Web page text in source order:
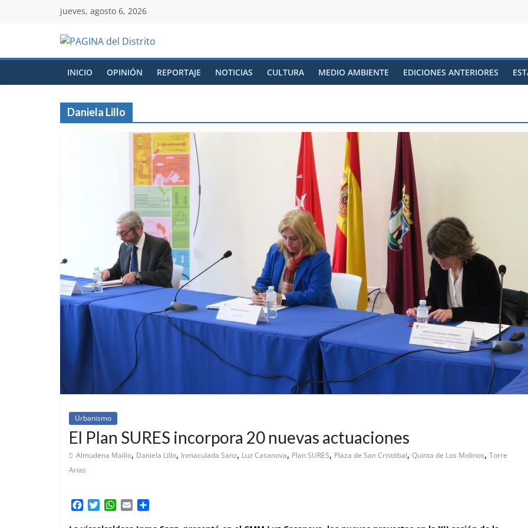
jueves, agosto 6, 2026
INICIO OPINIÓN REPORTAJE NOTICIAS CULTURA MEDIO AMBIENTE EDICIONES ANTERIORES
Daniela Lillo
Urbanismo
El Plan SURES incorpora 20 nuevas actuaciones
Almudena Maillo, Daniela Lillo, Inmaculada Sanz, Luz Casanova, Plan SURES, Plaza de San Cristóbal, Quinta de Los Molinos, Torre
Arias
W